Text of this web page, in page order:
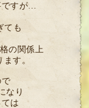
すが…
ても
の関係上
す。
で
なり
は